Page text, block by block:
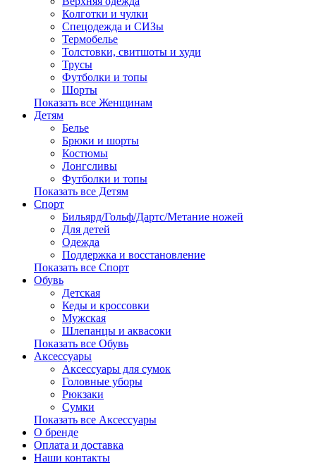
Колготки и чулки
Спецодежда и СИЗы
Термобелье
Толстовки, свитшоты и худи
Трусы
Футболки и топы
Шорты
Показать все Женщинам
Детям
Белье
Брюки и шорты
Костюмы
Лонгсливы
Футболки и топы
Показать все Детям
Спорт
Бильярд/Гольф/Дартс/Метание ножей
Для детей
Одежда
Поддержка и восстановление
Показать все Спорт
Обувь
Детская
Кеды и кроссовки
Мужская
Шлепанцы и аквасоки
Показать все Обувь
Аксессуары
Аксессуары для сумок
Головные уборы
Рюкзаки
Сумки
Показать все Аксессуары
О бренде
Оплата и доставка
Наши контакты